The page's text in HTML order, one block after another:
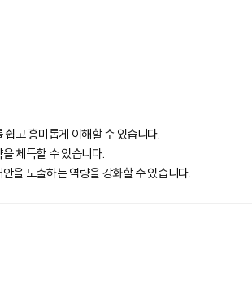
고 흥미롭게 이해할 수 있습니다.
체득할 수 있습니다.
을 도출하는 역량을 강화할 수 있습니다.